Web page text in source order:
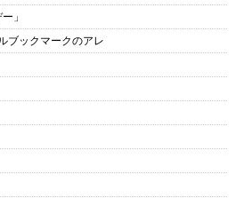
」
ブックマークのアレ